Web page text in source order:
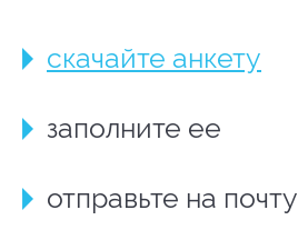
скачайте анкету
заполните ее
отправьте на почту